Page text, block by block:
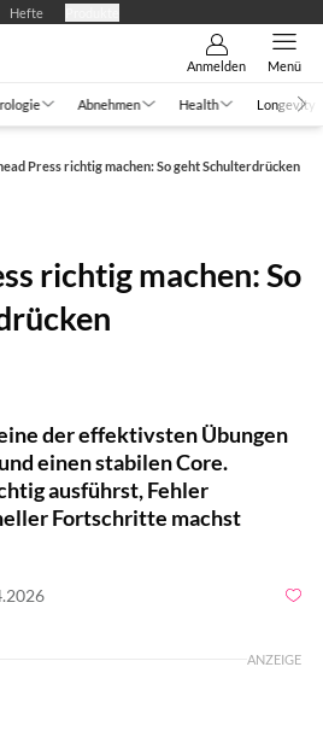
Hefte
Anmelden Menü
Abnehmen Health Longevity
Press richtig machen: So geht Schulterdrücken
richtig machen: So
der effektivsten Übungen
einen stabilen Core.
ausführst, Fehler
Fortschritte machst
ANZEIGE